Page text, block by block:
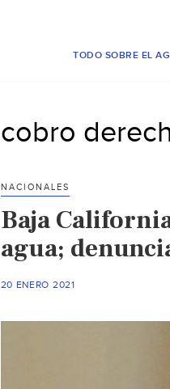
TODO SOBRE EL
cobro
NACIONALES
Baja
agua;
20 ENERO 2021